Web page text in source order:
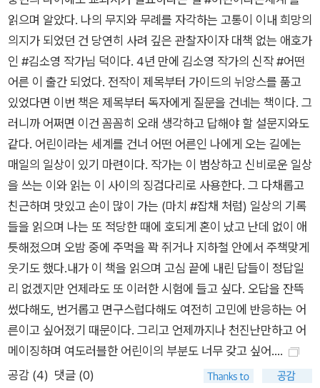
린이가 시민의 한 사람으로서, 나아가 인류의 일원으로서 더 많이
환영받으면 좋겠다. 유산은 그렇게 다음 세대로 이어진다고 믿는
다. - 79~80쪽 많은 어른들이 어린이를 대하기 어려워하고, 심
지어 오늘의 어린이가 누리는 것들을 시샘하기도 하는 것은 어린
이를 자주 보지 못하기 때문이다. 동시대 어린이의 삶을 구체적으
로 알지 못한 채 자기가 잘 아는 단 한 명의 어린이, 즉 과거의 자
신에 비추어 오늘의 어린이를 판단하고 평가한다. “어린이를 이
해하려면 눈앞의 어린이를 보아야 한다.”(285~286쪽) 일상에
서 마주치는 어린이들을 조금 더 유심히 보고, 어린이와 관련된
소식에 귀를 기울이다 보면 그동안 못 보던 것들이 눈에 들어올
것이다. 어린이처럼 힘이 약해서 충분한 권리를 누리지 못하는 사
람들, 타인에게 의지해야만 생존할 수 있는 사람들이 보일 것이
다. 다시 말해서 어린이와 어른이 서로를 보아야 한다는 말은 다
양한 정체성을 가진 시민들이 더 자주, 일상적으로 마주쳐야 한다
는 말과 다르지 않다. 작가가 세심하게 포착한, 어린이가 어른을
보고 어른이 어린이를 보는 장면들을 통해 독자는 다양한 존재들
이 서로의 삶에 자연스럽게 등장하고 퇴장하는 사회의 모습을 그
려볼 수 있을 것이다. 자격을 갖추지 않아도 누릴 수 있는 것들 어
린이와 청소년의 일상에서 확인하는 공공성의 가치 이 책에는 양
읽으며 알았다. 나의 무지와 무례를 자각하는 고통이 이내 희망의
의지가 되었던 건 당연히 사려 깊은 관찰자이자 대책 없는 애호가
인 #김소영 작가님 덕이다. 4년 만에 김소영 작가의 신작 #어떤
어른 이 출간 되었다. 전작이 제목부터 가이드의 뉘앙스를 품고
있었다면 이번 책은 제목부터 독자에게 질문을 건네는 책이다. 그
러니까 어쩌면 이건 꼼꼼히 오래 생각하고 답해야 할 설문지와도
같다. 어린이라는 세계를 건너 어떤 어른인 나에게 오는 길에는
매일의 일상이 있기 마련이다. 작가는 이 범상하고 신비로운 일상
을 쓰는 이와 읽는 이 사이의 징검다리로 사용한다. 그 다채롭고
친근하며 맛있고 손이 많이 가는 (마치 #잡채 처럼) 일상의 기록
들을 읽으며 나는 또 적당한 때에 호되게 혼이 났고 난데 없이 애
틋해졌으며 오밤 중에 주먹을 꽉 쥐거나 지하철 안에서 주책맞게
웃기도 했다.내가 이 책을 읽으며 고심 끝에 내린 답들이 정답일
리 없겠지만 언제라도 또 이러한 시험에 들고 싶다. 오답을 잔뜩
썼다해도, 번거롭고 면구스럽다해도 여전히 고민에 반응하는 어
른이고 싶어졌기 때문이다. 그리고 언제까지나 천진난만하고 어
메이징하며 여도러블한 어린이의 부분도 너무 갖고 싶어….
공감 (4) 댓글 (0)